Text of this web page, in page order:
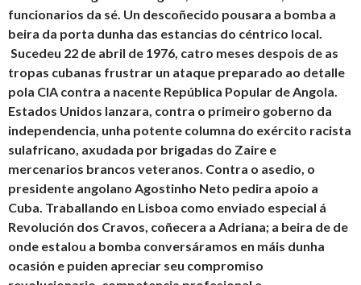
funcionarios da sé. Un descoñecido pousara a bomba a
beira da porta dunha das estancias do céntrico local.
Sucedeu 22 de abril de 1976, catro meses despois de as
tropas cubanas frustrar un ataque preparado ao detalle
pola CIA contra a nacente República Popular de Angola.
Estados Unidos lanzara, contra o primeiro goberno da
independencia, unha potente columna do exército racista
sulafricano, axudada por brigadas do Zaire e
mercenarios brancos veteranos. Contra o asedio, o
presidente angolano Agostinho Neto pedira apoio a
Cuba. Traballando en Lisboa como enviado especial á
Revolución dos Cravos, coñecera a Adriana; a beira de de
onde estalou a bomba conversáramos en máis dunha
ocasión e puiden apreciar seu compromiso